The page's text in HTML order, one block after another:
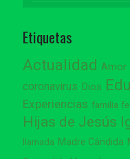
Etiquetas
Actualidad Amor
coronavirus Dios
Experiencias familia fe
Hijas de Jesús
llamada Madre Cándida